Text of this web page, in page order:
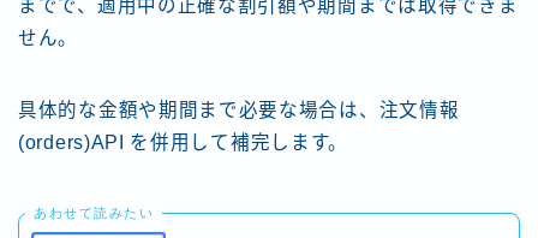
までで、適用中の正確な割引額や期間までは取得できま
せん。
具体的な金額や期間まで必要な場合は、注文情報
(orders)API を併用して補完します。
あわせて読みたい